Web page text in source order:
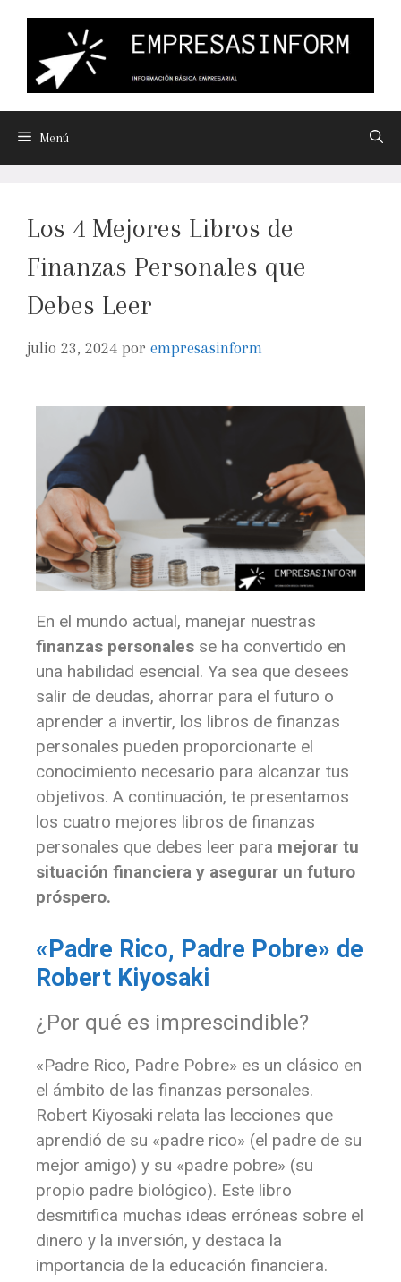
Menú
Los 4 Mejores Libros de
Finanzas Personales que
Debes Leer
julio 23, 2024 por empresasinform
En el mundo actual, manejar nuestras
finanzas personales se ha convertido en
una habilidad esencial. Ya sea que desees
salir de deudas, ahorrar para el futuro o
aprender a invertir, los libros de finanzas
personales pueden proporcionarte el
conocimiento necesario para alcanzar tus
objetivos. A continuación, te presentamos
los cuatro mejores libros de finanzas
personales que debes leer para mejorar tu
situación financiera y asegurar un futuro
próspero.
«Padre Rico, Padre Pobre» de
Robert Kiyosaki
¿Por qué es imprescindible?
«Padre Rico, Padre Pobre» es un clásico en
el ámbito de las finanzas personales.
Robert Kiyosaki relata las lecciones que
aprendió de su «padre rico» (el padre de su
mejor amigo) y su «padre pobre» (su
propio padre biológico). Este libro
desmitifica muchas ideas erróneas sobre el
dinero y la inversión, y destaca la
importancia de la educación financiera.